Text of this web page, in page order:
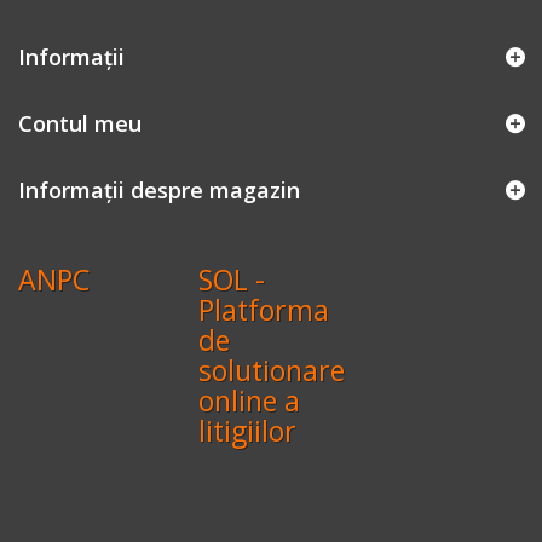
Informaţii
Contul meu
Informații despre magazin
ANPC SOL -
Platforma
de
solutionare
online a
litigiilor